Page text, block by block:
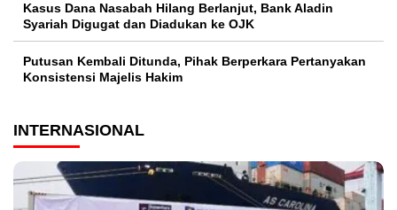
Kasus Dana Nasabah Hilang Berlanjut, Bank Aladin
Syariah Digugat dan Diadukan ke OJK
Putusan Kembali Ditunda, Pihak Berperkara Pertanyakan
Konsistensi Majelis Hakim
INTERNASIONAL